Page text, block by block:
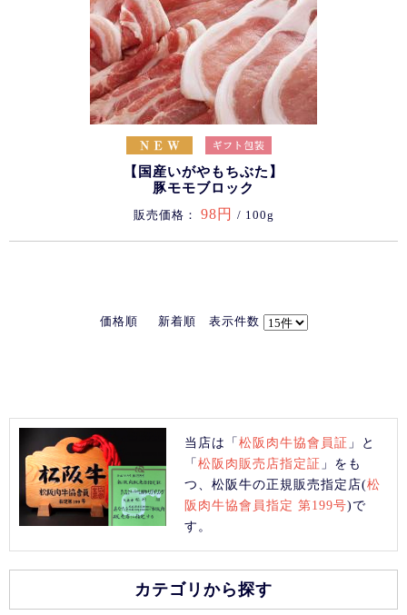
【国産いがやもちぶた】
豚モモブロック
販売価格： 98円 / 100g
価格順 新着順 表示件数
当店は「松阪肉牛協會員証 」と
「松阪肉販売店指定証 」をも
つ、松阪牛の正規販売指定店(松
阪肉牛協會員指定 第199号)で
す。
カテゴリから探す